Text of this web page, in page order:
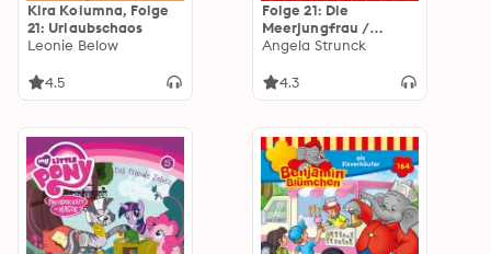
Kira Kolumna, Folge
21: Urlaubschaos
Leonie Below
4.5
Folge 21: Die
Meerjungfrau /
Troublemaker (Das
TV-Serie)
Angela Strunck
4.3